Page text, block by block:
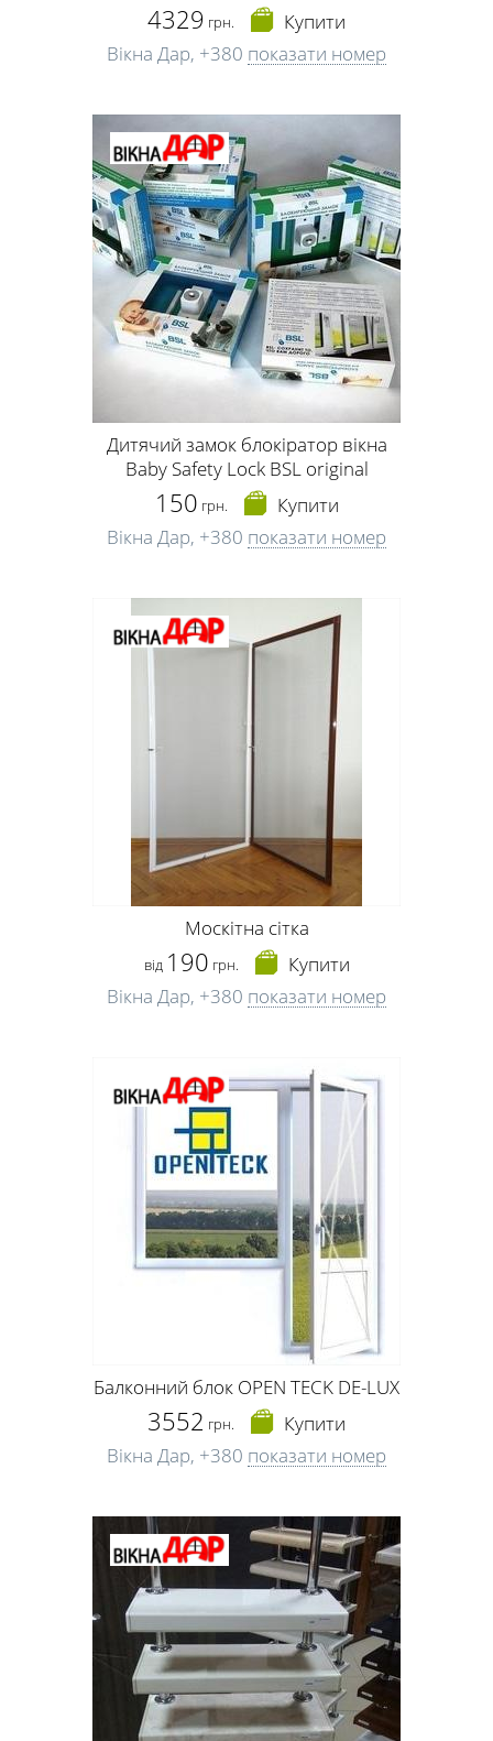
4329 грн.
Купити
Вікна Дар, +380 показати номер
Дитячий замок блокіратор вікна
Baby Safety Lock BSL original
150 грн.
Купити
Вікна Дар, +380 показати номер
Москітна сітка
від 190 грн.
Купити
Вікна Дар, +380 показати номер
Балконний блок OPEN TECK DE-LUX
3552 грн.
Купити
Вікна Дар, +380 показати номер